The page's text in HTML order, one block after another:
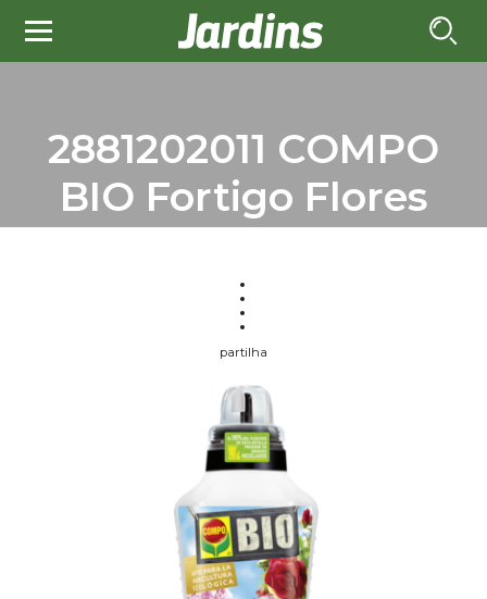
2881202011 COMPO
BIO Fortigo Flores
partilha